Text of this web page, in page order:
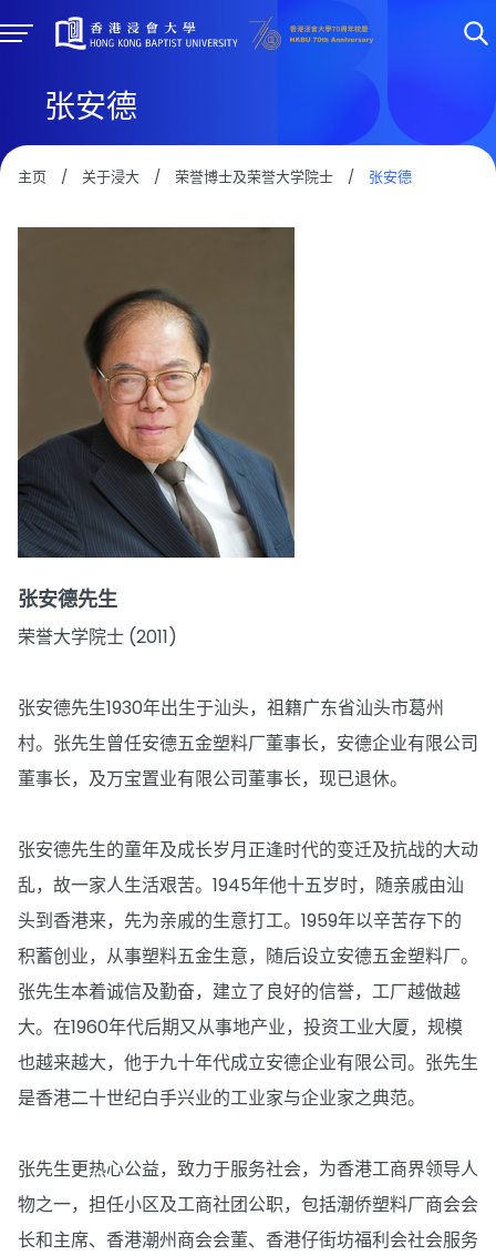
张安德
主页 / 关于浸大 / 荣誉博士及荣誉大学院士 / 张安德
张安德先生
荣誉大学院士 (2011)
张安德先生1930年出生于汕头，祖籍广东省汕头市葛州
村。张先生曾任安德五金塑料厂董事长，安德企业有限公司
董事长，及万宝置业有限公司董事长，现已退休。
张安德先生的童年及成长岁月正逢时代的变迁及抗战的大动
乱，故一家人生活艰苦。1945年他十五岁时，随亲戚由汕
头到香港来，先为亲戚的生意打工。1959年以辛苦存下的
积蓄创业，从事塑料五金生意，随后设立安德五金塑料厂。
张先生本着诚信及勤奋，建立了良好的信誉，工厂越做越
大。在1960年代后期又从事地产业，投资工业大厦，规模
也越来越大，他于九十年代成立安德企业有限公司。张先生
是香港二十世纪白手兴业的工业家与企业家之典范。
张先生更热心公益，致力于服务社会，为香港工商界领导人
物之一，担任小区及工商社团公职，包括潮侨塑料厂商会会
长和主席、香港潮州商会会董、香港仔街坊福利会社会服务